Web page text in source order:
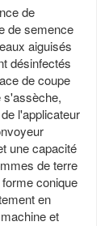
de
de semence
aiguisés
désinfectés
de coupe
s'assèche,
l'applicateur
une capacité
de terre
conique
en
et